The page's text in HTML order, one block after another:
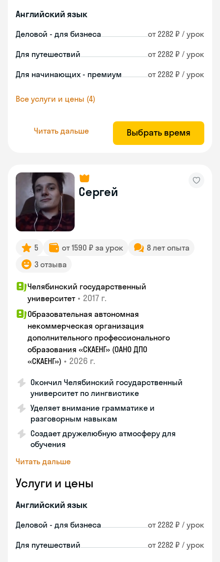
Английский язык
Деловой - для бизнеса от 2282 ₽ / урок
Для путешествий от 2282 ₽ / урок
Для начинающих - премиум от 2282 ₽ / урок
Все услуги и цены (4)
Читать дальше Выбрать время
Сергей
5 от 1590 ₽ за урок
8 лет опыта
3 отзыва
Челябинский государственный
университет • 2017 г.
Образовательная автономная
некоммерческая организация
дополнительного профессионального
образования «СКАЕНГ» (ОАНО ДПО
«СКАЕНГ») • 2026 г.
Окончил Челябинский государственный
университет по лингвистике
Уделяет внимание грамматике и
разговорным навыкам
Создает дружелюбную атмосферу для
обучения
Читать дальше
Услуги и цены
Английский язык
Деловой - для бизнеса от 2282 ₽ / урок
Для путешествий от 2282 ₽ / урок